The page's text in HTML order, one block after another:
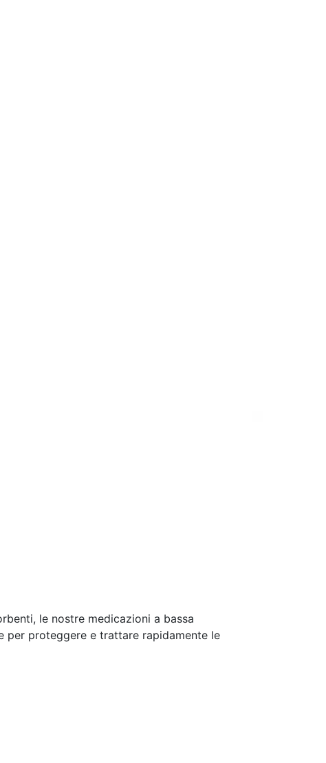
le nostre medicazioni a bassa
per proteggere e trattare rapidamente le